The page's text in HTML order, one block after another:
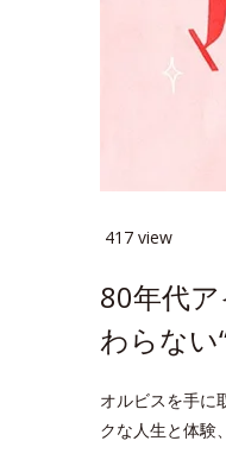
417 view
80年代
わらない
オルビスを手に
クな人生と体験